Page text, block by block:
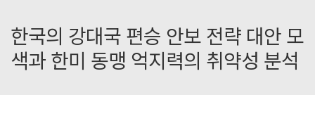
한국의 강대국 편승 안보 전략 대안 모
색과 한미 동맹 억지력의 취약성 분석